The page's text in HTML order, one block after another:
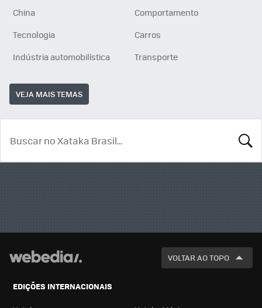
China
Comportamento
Tecnologia
Carros
Indústria automobilística
Transporte
VEJA MAIS TEMAS
VOLTAR AO TOPO
EDIÇÕES INTERNACIONAIS